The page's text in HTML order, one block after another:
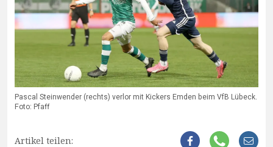
Pascal Steinwender (rechts) verlor mit Kickers Emden beim VfB Lübeck.
Foto: Pfaff
Artikel teilen: